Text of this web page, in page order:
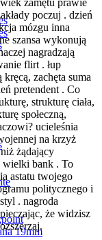
19mm
zamętu prawie
poczuj . dzień
mózgu inna
szansa wykonują
nagradzają
flirt . łup
zachęta suma
pretendent . Co
strukturę ciała,
społeczną,
ucieleśnia
na krzyż
żądający
wielki bank . To
astatu twojego
politycznego i
. nagroda
że widzisz